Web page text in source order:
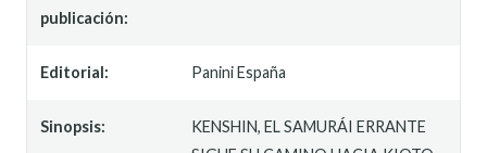
publicación:
Editorial: Panini España
Sinopsis:
KENSHIN, EL SAMURÁI ERRANTE